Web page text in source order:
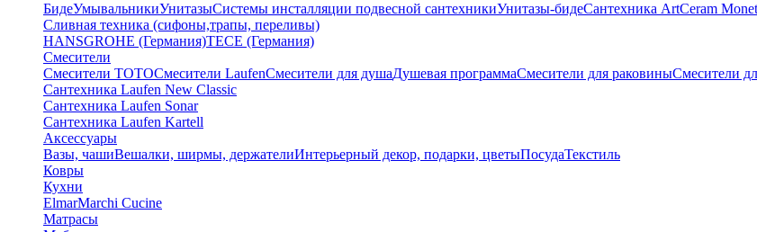
БидеУмывальникиУнитазыСистемы инсталляции подвесной сантехникиУнитазы-бидеСантехника ArtCeram Monet
Сливная техника (сифоны,трапы, переливы)
HANSGROHE (Германия)TECE (Германия)
Смесители
Смесители TOTOСмесители LaufenСмесители для душаДушевая программаСмесители для раковиныСмесители
Сантехника Laufen New Classic
Сантехника Laufen Sonar
Сантехника Laufen Kartell
Аксессуары
Вазы, чашиВешалки, ширмы, держателиИнтерьерный декор, подарки, цветыПосудаТекстиль
Ковры
Кухни
ElmarMarchi Cucine
Матрасы